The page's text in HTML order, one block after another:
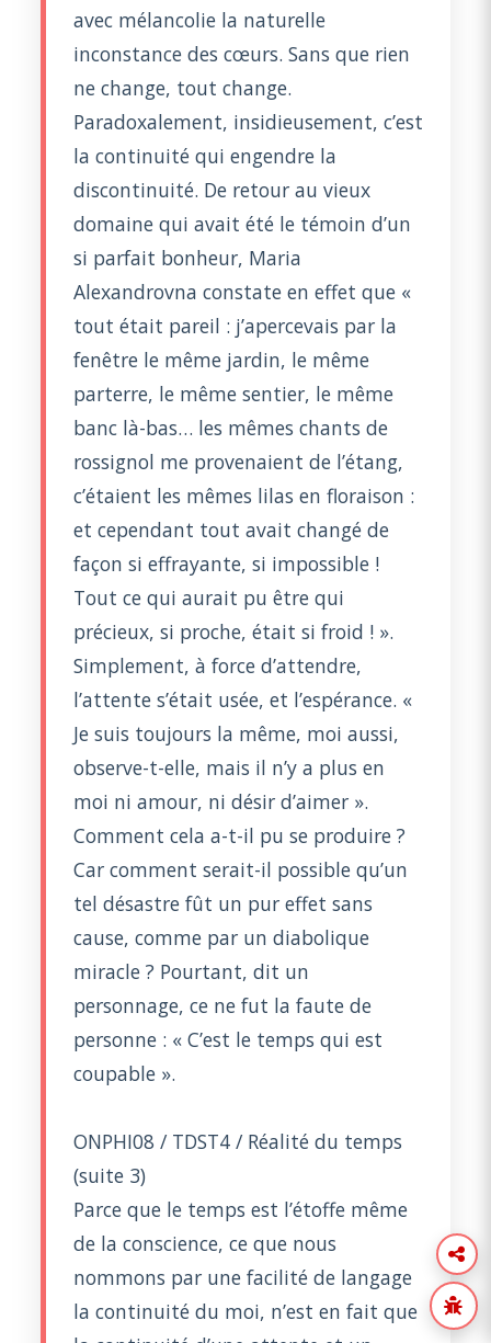
avec mélancolie la naturelle
inconstance des cœurs. Sans que rien
ne change, tout change.
Paradoxalement, insidieusement, c’est
la continuité qui engendre la
discontinuité. De retour au vieux
domaine qui avait été le témoin d’un
si parfait bonheur, Maria
Alexandrovna constate en effet que «
tout était pareil : j’apercevais par la
fenêtre le même jardin, le même
parterre, le même sentier, le même
banc là-bas… les mêmes chants de
rossignol me provenaient de l’étang,
c’étaient les mêmes lilas en floraison :
et cependant tout avait changé de
façon si effrayante, si impossible !
Tout ce qui aurait pu être qui
précieux, si proche, était si froid ! ».
Simplement, à force d’attendre,
l’attente s’était usée, et l’espérance. «
Je suis toujours la même, moi aussi,
observe-t-elle, mais il n’y a plus en
moi ni amour, ni désir d’aimer ».
Comment cela a-t-il pu se produire ?
Car comment serait-il possible qu’un
tel désastre fût un pur effet sans
cause, comme par un diabolique
miracle ? Pourtant, dit un
personnage, ce ne fut la faute de
personne : « C’est le temps qui est
coupable ».
ONPHI08 / TDST4 / Réalité du temps
(suite 3)
Parce que le temps est l’étoffe même
de la conscience, ce que nous
nommons par une facilité de langage
la continuité du moi, n’est en fait que